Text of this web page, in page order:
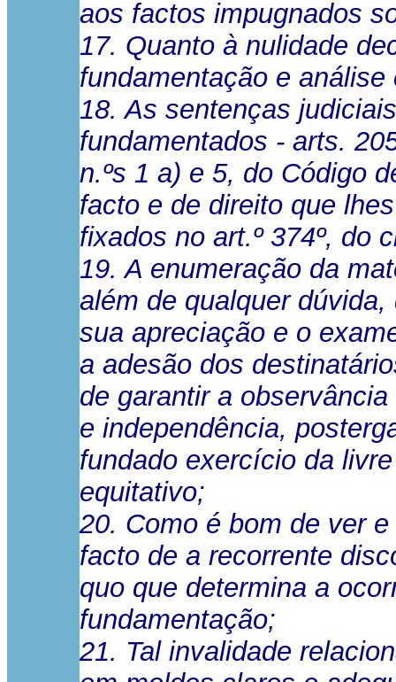
aos factos impugnados
17. Quanto à nulidade
fundamentação e
18. As sentenças
fundamentados - arts.
n.ºs 1 a) e 5, do Código
facto e de direito que
fixados no art.º 374º, do
19. A enumeração da
além de qualquer
sua apreciação e o
a adesão dos
de garantir a
e independência,
fundado exercício da
equitativo;
20. Como é bom de ver
facto de a recorrente
quo que determina a
fundamentação;
21. Tal invalidade